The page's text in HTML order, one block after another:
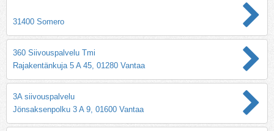
31400 Somero
360 Siivouspalvelu Tmi
Rajakentänkuja 5 A 45, 01280 Vantaa
3A siivouspalvelu
Jönsaksenpolku 3 A 9, 01600 Vantaa